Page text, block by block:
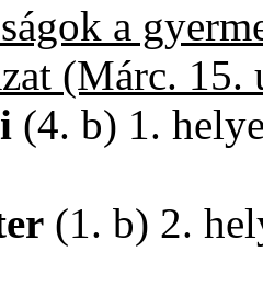
a
(Márc.
(4. b) 1.
(1. b) 2.